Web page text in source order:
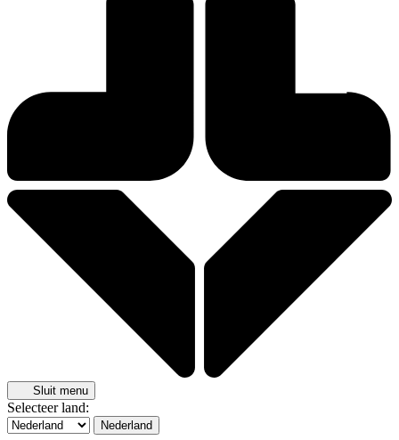
Sluit menu
Selecteer land:
Nederland